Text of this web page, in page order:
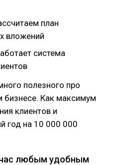
план
вложений
система
полезного про
бизнесе. Как максимум
клиентов и
год на 10 000 000
любым удобным